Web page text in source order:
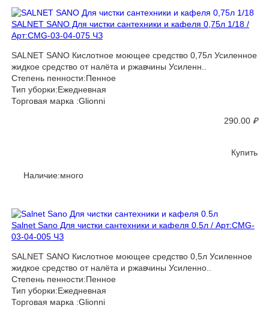
SALNET SANO Для чистки сантехники и кафеля 0,75л 1/18 /
Арт:CMG-03-04-075 ЧЗ
SALNET SANO Кислотное моющее средство 0,75л Усиленное
жидкое средство от налёта и ржавчины Усиленн..
Степень пенности:Пенное
Тип уборки:Ежедневная
Торговая марка :Glionni
290.00₽
Купить
Наличие:много
Salnet Sano Для чистки сантехники и кафеля 0.5л / Арт:CMG-
03-04-005 ЧЗ
SALNET SANO Кислотное моющее средство 0,5л Усиленное
жидкое средство от налёта и ржавчины Усиленно..
Степень пенности:Пенное
Тип уборки:Ежедневная
Торговая марка :Glionni